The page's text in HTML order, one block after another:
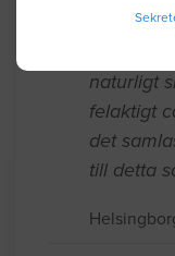
naturligt
felaktigt
det
till detta